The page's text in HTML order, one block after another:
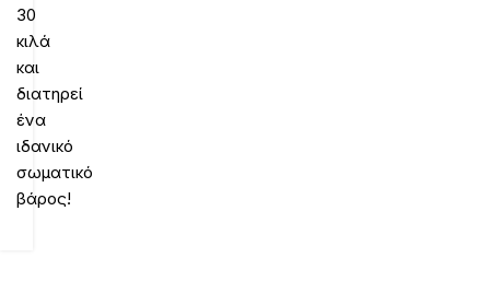
30
κιλά
και
διατηρεί
ένα
ιδανικό
σωματικό
βάρος!